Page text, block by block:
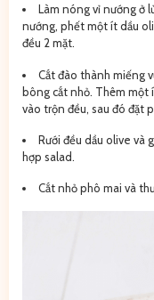
Làm nóng vỉ nướng ở
nướng, phết một ít dầu
đều 2 mặt.
Cắt đào thành miếng
bông cắt nhỏ. Thêm một
vào trộn đều, sau đó đặt
Rưới đều dầu olive và
hợp salad.
Cắt nhỏ phô mai và